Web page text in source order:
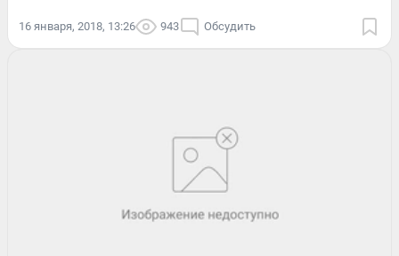
16 января, 2018, 13:26 943 Обсудить